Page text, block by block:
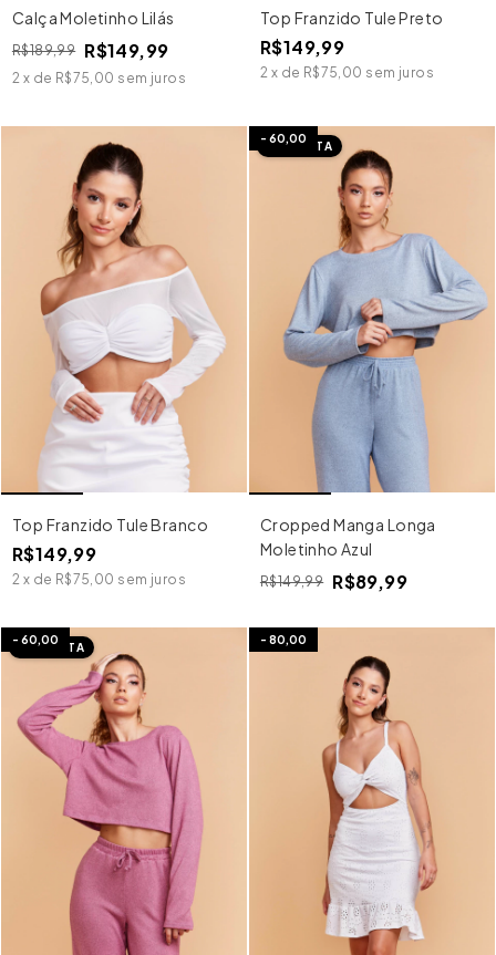
Calça Moletinho Lilás
R$189,99 R$149,99
2 x de R$75,00 sem juros
Top Franzido Tule Preto
R$149,99
2 x de R$75,00 sem juros
Top Franzido Tule Branco
R$149,99
2 x de R$75,00 sem juros
- 60,00
Cropped Manga Longa
Moletinho Azul
R$149,99 R$89,99
IMEDIATA
- 60,00
IMEDIATA
- 80,00